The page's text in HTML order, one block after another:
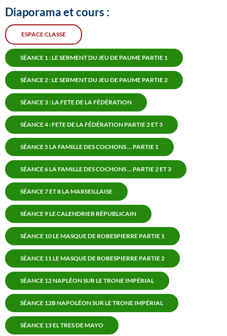
Diaporama et cours :
ESPACE CLASSE
SÉANCE 1 : LE SERMENT DU JEU DE PAUME PARTIE 1
SÉANCE 2: LE SERMENT DU JEU DE PAUME PARTIE2
SÉANCE 3 : LA FETE DE LA FÉDÉRATION
SÉANCE 4 : FETE DE LA FÉDÉRATION PARTIE 2 ET 3
SÉANCE 5 LA FAMILLE DES COCHONS … PARTIE 1
SÉANCE 6 LA FAMILLE DES COCHONS … PARTIE 2 ET 3
SÉANCE 7 ET 8 LA MARSEILLAISE
SÉANCE 9 LE CALENDRIER RÉPUBLICAIN
SÉANCE 10 LE MASQUE DE ROBESPIERRE PARTIE 1
SÉANCE 11 LE MASQUE DE ROBESPIERRE PARTIE 2
SÉANCE 12 NAPLÉON SUR LE TRONE IMPÉRIAL
SÉANCE 12B NAPOLÉON SUR LE TRONE IMPÉRIAL
SÉANCE 13 EL TRES DE MAYO